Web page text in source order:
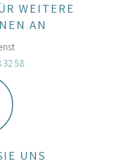
WEITERE
AN
32 58
UNS